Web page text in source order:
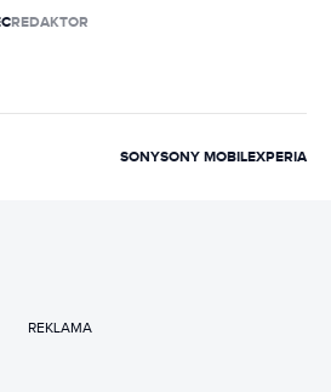
REDAKTOR
SONYSONY MOBILEXPERIA
REKLAMA